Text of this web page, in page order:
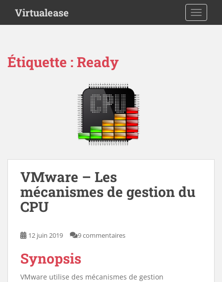
i
Virtualease
Étiquette :Ready
VMware – Les
mécanismes de gestion du
CPU
12 juin 2019 9 commentaires
Synopsis
VMware utilise des mécanismes de gestion